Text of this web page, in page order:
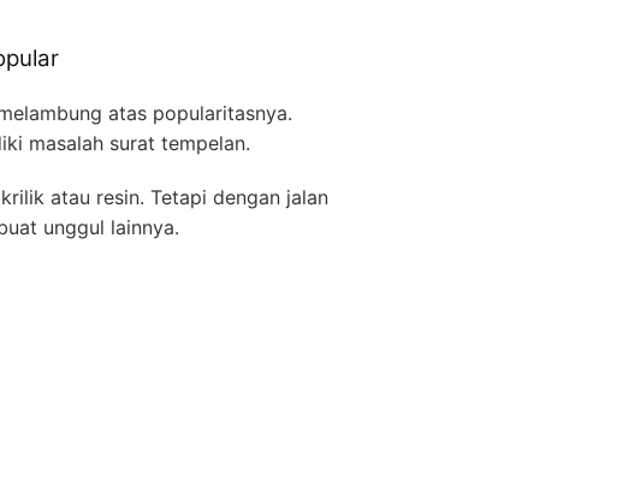
atas popularitasnya.
masalah surat tempelan.
atau resin. Tetapi dengan jalan
unggul lainnya.